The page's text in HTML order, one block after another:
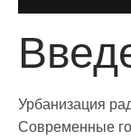
Урбанизация
Современные